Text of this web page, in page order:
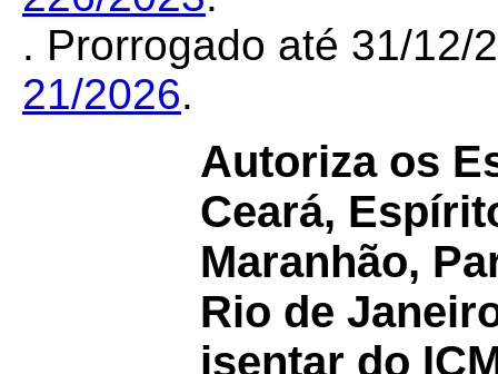
. Prorrogado até 31/12/
21/2026.
Autoriza os
Ceará,
Maranhão,
Rio de
isentar do